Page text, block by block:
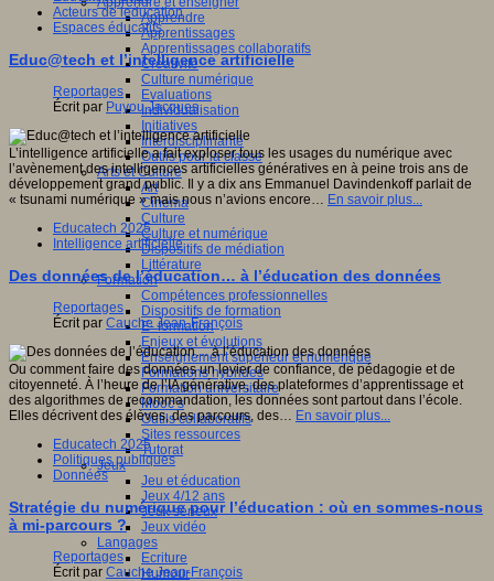
Apprendre
Apprentissages
Apprentissages collaboratifs
Créativité
Culture numérique
Evaluations
Individualisation
Initiatives
Interdisciplinarité
Outils pour la classe
Arts et Culture
Art
Cinéma
Culture
Culture et numérique
Dispositifs de médiation
Littérature
Formation
Compétences professionnelles
Dispositifs de formation
E- formation
Enjeux et évolutions
Enseignement supérieur et numérique
Formations hybrides
Formation universitaire
Mooc’s
Outils collaboratifs
Sites ressources
Tutorat
Jeux
Jeu et éducation
Jeux 4/12 ans
Jeux sérieux
Jeux vidéo
Langages
Ecriture
Humour
Acteurs de leducation
Espaces éducatifs
Educ@tech et l’intelligence artificielle
Reportages
Écrit par Puyou Jacques
L’intelligence artificielle a fait exploser tous les usages du numérique avec
l’avènement des intelligences artificielles génératives en à peine trois ans de
développement grand public. Il y a dix ans Emmanuel Davindenkoff parlait de
« tsunami numérique » mais nous n’avions encore… En savoir plus...
Educatech 2025
Intelligence artificielle
Des données de l’éducation… à l’éducation des données
Reportages
Écrit par Cauche Jean-François
Ou comment faire des données un levier de confiance, de pédagogie et de
citoyenneté. À l’heure de l’IA générative, des plateformes d’apprentissage et
des algorithmes de recommandation, les données sont partout dans l’école.
Elles décrivent des élèves, des parcours, des… En savoir plus...
Educatech 2025
Politiques publiques
Données
Stratégie du numérique pour l’éducation : où en sommes-nous
à mi-parcours ?
Reportages
Écrit par Cauche Jean-François